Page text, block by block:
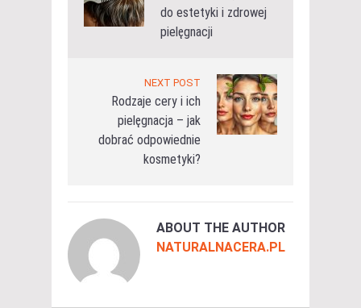
do estetyki i zdrowej
pielęgnacji
NEXT POST
Rodzaje cery i ich
pielęgnacja – jak
dobrać odpowiednie
kosmetyki?
ABOUT THE AUTHOR
NATURALNACERA.PL